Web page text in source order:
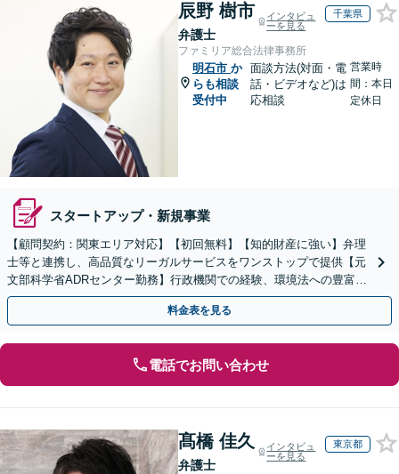
辰野 樹市
弁護士
インタビュ
ーを見る
千葉県
ファミリア総合法律事務所
明石市 か
らも相談
受付中
面談方法(対面・電
話・ビデオなど)は
応相談
営業時
間：本日
定休日
スタートアップ・新規事業
【顧問契約：関東エリア対応】【初回無料】【知的財産に強い】弁理
士等と連携し、高品質なリーガルサービスをワンストップで提供【元
文部科学省ADRセンター勤務】行政機関での経験、環境法への豊富な
知識を活かし、事業者さまの抱える問題を解決へ導きます
料金表を見る
電話でお問い合わせ
髙橋 佳久
弁護士
インタビュ
ーを見る
東京都